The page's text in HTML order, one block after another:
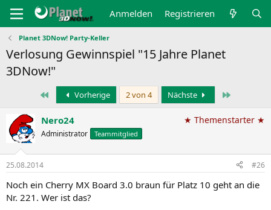
Anmelden Registrieren
Planet 3DNow! Party-Keller
Verlosung Gewinnspiel "15 Jahre Planet
3DNow!"
Erste Vorherige 2 von 4 Nächste
Nero24
Administrator Teammitglied
★ Themenstarter ★
25.08.2014 #26
Noch ein Cherry MX Board 3.0 braun für Platz 10 geht an die
Nr. 221. Wer ist das?